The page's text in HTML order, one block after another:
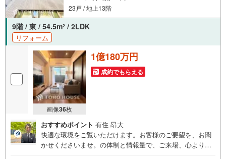
23戸 / 地上13階
9階 / 東 / 54.5m2 / 2LDK
リフォーム
画像36枚
1億180万円
成約でもらえる
おすすめポイント 有住 昂大
快適な環境をご覧いただけます。お客様のご要望を、お聞
かせくださいませ。の体制と情報量で、ご来場、心よりお